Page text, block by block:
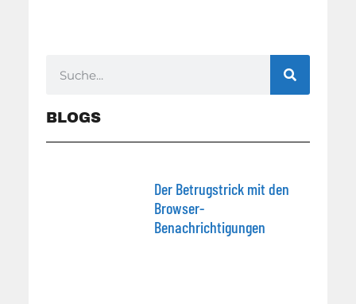
BLOGS
Der Betrugstrick mit den
Browser-
Benachrichtigungen